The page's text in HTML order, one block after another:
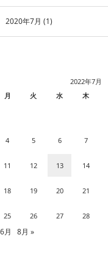
2020年7月 (1)
2022年7月
月
火 水 木
4 5 6 7
11 12 13 14
18 19 20 21
25 26 27 28
月 8月 »